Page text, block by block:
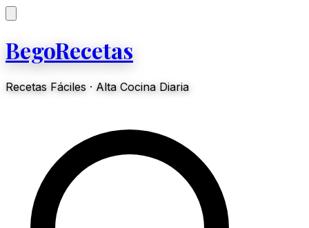
BegoRecetas
Recetas Fáciles · Alta Cocina Diaria